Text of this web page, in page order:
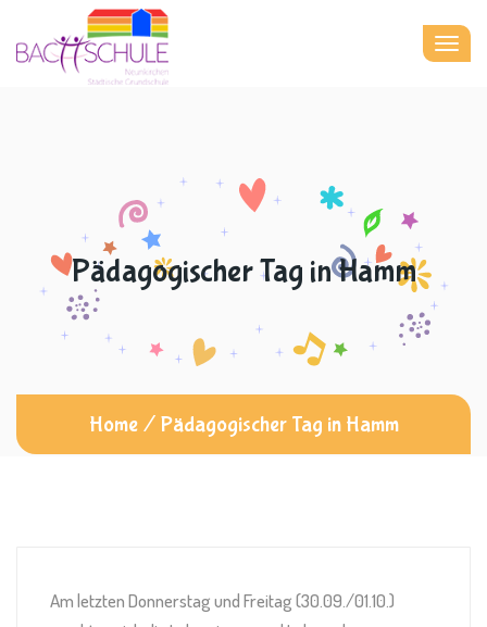
Pädagogischer Tag in Hamm
Home / Pädagogischer Tag in Hamm
Am letzten Donnerstag und Freitag (30.09./01.10.)